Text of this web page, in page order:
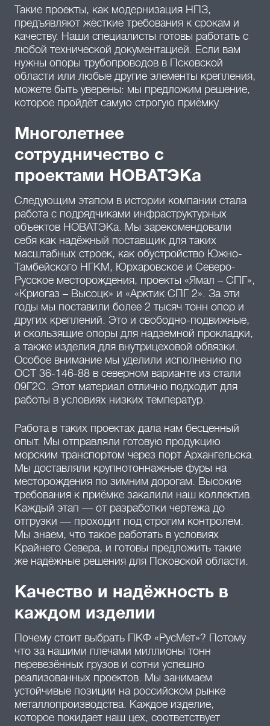
Такие проекты, как модернизация НПЗ,
предъявляют жёсткие требования к срокам и
качеству. Наши специалисты готовы работать с
любой технической документацией. Если вам
нужны опоры трубопроводов в Псковской
области или любые другие элементы крепления,
можете быть уверены: мы предложим решение,
которое пройдёт самую строгую приёмку.
Многолетнее
сотрудничество с
проектами НОВАТЭКа
Следующим этапом в истории компании стала
работа с подрядчиками инфраструктурных
объектов НОВАТЭКа. Мы зарекомендовали
себя как надёжный поставщик для таких
масштабных строек, как обустройство Южно-
Тамбейского НГКМ, Юрхаровское и Северо-
Русское месторождения, проекты «Ямал – СПГ»,
«Криогаз – Высоцк» и «Арктик СПГ 2». За эти
годы мы поставили более 2 тысяч тонн опор и
других креплений. Это и свободно-подвижные,
и скользящие опоры для надземной прокладки,
а также изделия для внутрицеховой обвязки.
Особое внимание мы уделили исполнению по
ОСТ 36-146-88 в северном варианте из стали
09Г2С. Этот материал отлично подходит для
работы в условиях низких температур.
Работа в таких проектах дала нам бесценный
опыт. Мы отправляли готовую продукцию
морским транспортом через порт Архангельска.
Мы доставляли крупнотоннажные фуры на
месторождения по зимним дорогам. Высокие
требования к приёмке закалили наш коллектив.
Каждый этап — от разработки чертежа до
отгрузки — проходит под строгим контролем.
Мы знаем, что такое работать в условиях
Крайнего Севера, и готовы предложить такие
же надёжные решения для Псковской области.
Качество и надёжность в
каждом изделии
Почему стоит выбрать ПКФ «РусМет»? Потому
что за нашими плечами миллионы тонн
перевезённых грузов и сотни успешно
реализованных проектов. Мы занимаем
устойчивые позиции на российском рынке
металлопроизводства. Каждое изделие,
которое покидает наш цех, соответствует